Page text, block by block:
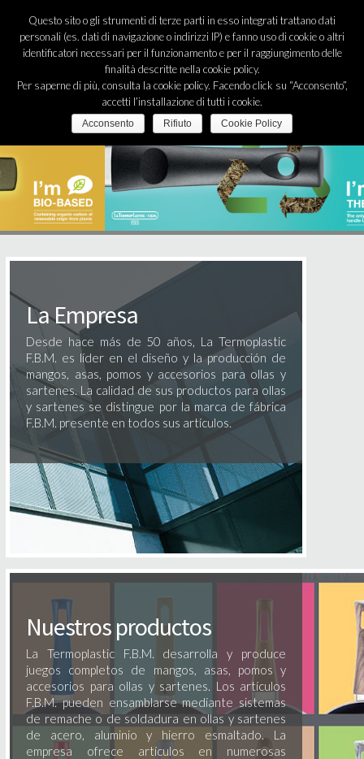
FBM
ESTABLECIMIENTOS
BLOG
LOGINLa Empresa
Desde hace más de 50 años, La Termoplastic
F.B.M. es líder en el diseño y la producción de
mangos, asas, pomos y accesorios para ollas y
sartenes. La calidad de sus productos para ollas
y sartenes se distingue por la marca de fábrica
F.B.M. presente en todos sus artículos.
Nuestros productos
La Termoplastic F.B.M. desarrolla y produce
juegos completos de mangos, asas, pomos y
accesorios para ollas y sartenes. Los artículos
F.B.M. pueden ensamblarse mediante sistemas
de remache o de soldadura en ollas y sartenes
de acero, aluminio y hierro esmaltado. La
empresa ofrece artículos en numerosas
Questo sito o gli strumenti di terze parti in esso integrati trattano dati
personali (es. dati di navigazione o indirizzi IP) e fanno uso di cookie o altri
identificatori necessari per il funzionamento e per il raggiungimento delle
finalità descritte nella cookie policy.
Per saperne di più, consulta la cookie policy. Facendo click su “Acconsento”,
accetti l’installazione di tutti i cookie.
Acconsento Rifiuto Cookie Policy